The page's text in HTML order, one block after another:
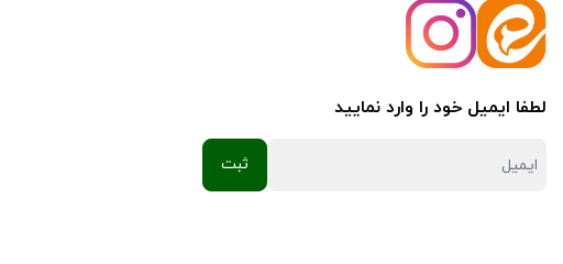
لطفا ایمیل خود را وارد نمایید